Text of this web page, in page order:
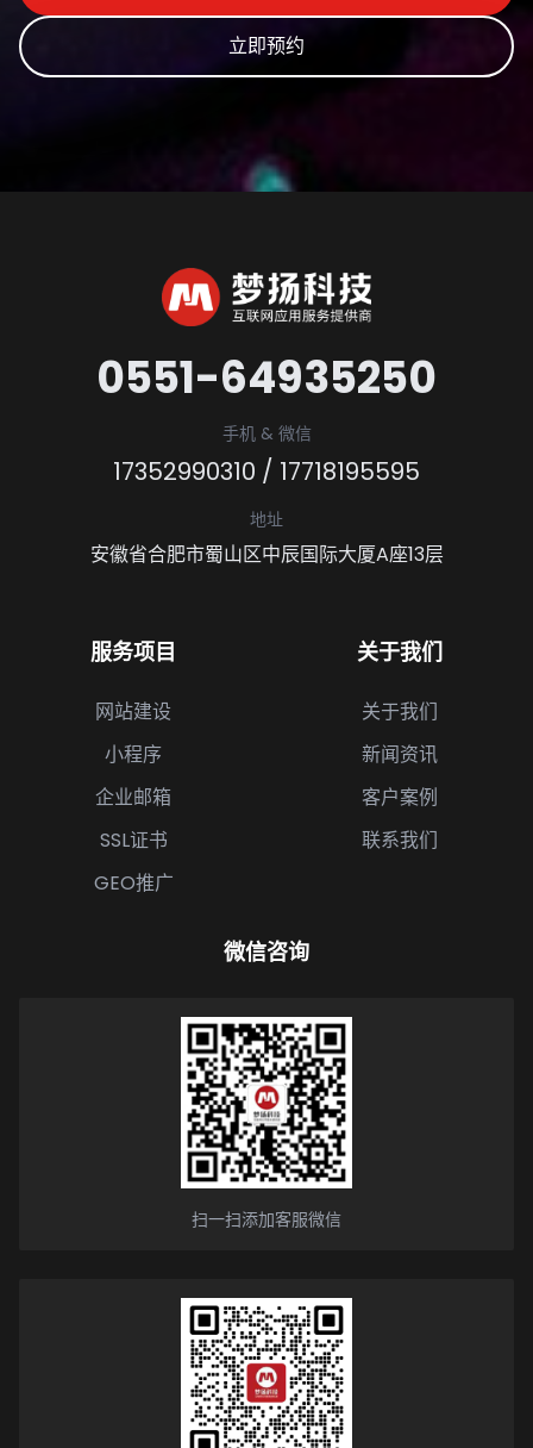
立即预约
0551-64935250
手机 & 微信
17352990310 / 17718195595
地址
安徽省合肥市蜀山区中辰国际大厦A座13层
服务项目
网站建设
小程序
企业邮箱
SSL证书
GEO推广
关于我们
关于我们
新闻资讯
客户案例
联系我们
微信咨询
扫一扫添加客服微信